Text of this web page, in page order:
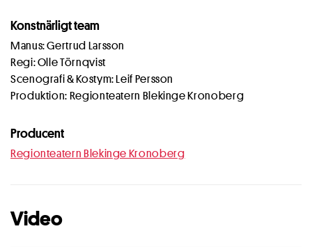
Konstnärligt team
Manus: Gertrud Larsson
Regi: Olle Törnqvist
Scenografi & Kostym: Leif Persson
Produktion: Regionteatern Blekinge Kronoberg
Producent
Regionteatern Blekinge Kronoberg
Video